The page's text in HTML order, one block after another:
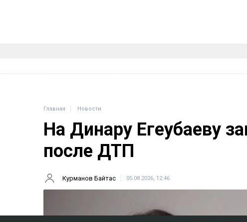
Главная Новости
На Динару Егеубаеву
после ДТП
Курманов Байтас 05.08.2026, 12:46